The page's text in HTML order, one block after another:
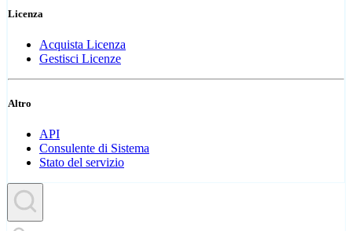
Licenza
Acquista Licenza
Gestisci Licenze
Altro
API
Consulente di Sistema
Stato del servizio